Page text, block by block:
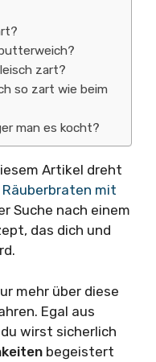
zart?
so zart wie beim
man es kocht?
Artikel dreht
Räuberbraten mit
Suche nach einem
das dich und
mehr über diese
Egal aus
wirst sicherlich
begeistert